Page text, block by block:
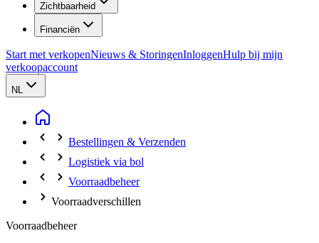
Zichtbaarheid
Financiën
Start met verkopenNieuws & StoringenInloggenHulp bij mijn
verkoopaccount
NL
Bestellingen & Verzenden
Logistiek via bol
Voorraadbeheer
Voorraadverschillen
Voorraadbeheer